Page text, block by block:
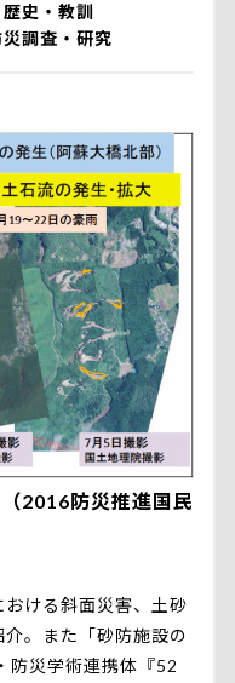
歴史・教訓
災調査・研究
2016防災推進国民
おける斜面災害、土砂
。また「砂防施設の
防災学術連携体『52